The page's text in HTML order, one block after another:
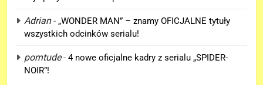
Adrian- „WONDER MAN” – znamy OFICJALNE tytuły
wszystkich odcinków serialu!
porntude- 4 nowe oficjalne kadry z serialu „SPIDER-
NOIR”!
formą Hugh Jackmana!